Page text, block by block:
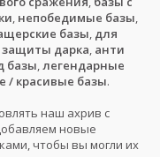
, непобедимые базы,
базы, для
дарка, анти
базы,легендарные
/ красивые базы.
наш ахрив с
новые
чтобы вы могли их